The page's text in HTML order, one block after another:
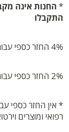
* החנות אינה
התקבלו
4% החזר כספי עבור לקוח חדש
2% החזר כספי עבור לקוח קיים
* אין החזר כספי
רפואי ומוצרים